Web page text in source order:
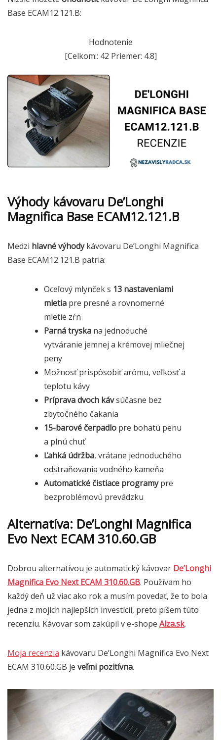
Base ECAM12.121.B:
Hodnotenie
[Celkom:: 42 Priemer: 4.8]
Výhody kávovaru De’Longhi
Magnifica Base ECAM12.121.B
Medzi hlavné výhodykávovaru De’Longhi Magnifica
Base ECAM12.121.B patria:
Oceľový mlynček s 13 nastaveniami
mletia pre presné a rovnomerné
mletie zŕn
Parná tryska na jednoduché
vytváranie jemnej a krémovej mliečnej
peny
Možnosť prispôsobiť arómu, veľkosť a
teplotu kávy
Príprava dvoch kávsúčasne bez
zbytočného čakania
15-barové čerpadlo pre bohatú penu
a plnú chuť
Ľahká údržba, vrátane jednoduchého
odstraňovania vodného kameňa
Automatické čistiace programypre
bezproblémovú prevádzku
Alternatíva: De’Longhi Magnifica
Evo Next ECAM 310.60.GB
Dobrou alternatívou je automatický kávovar De’Longhi
Magnifica Evo Next ECAM 310.60.GB. Používam ho
každý deň už viac ako rok a musím povedať, že to bola
jedna z mojich najlepších investícií, preto píšem túto
recenziu. Kávovar som zakúpil v e-shope Alza.sk.
Moja recenzia kávovaru De’Longhi Magnifica Evo Next
ECAM 310.60.GB je veľmi pozitívna.